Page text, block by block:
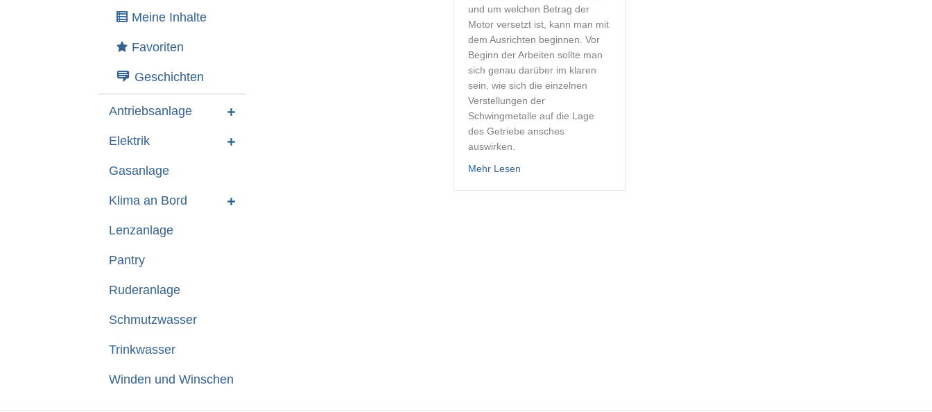
Meine Inhalte
Favoriten
Geschichten
Antriebsanlage
Elektrik
Gasanlage
Klima an Bord
Lenzanlage
Pantry
Ruderanlage
Schmutzwasser
Trinkwasser
Winden und Winschen
und um welchen Betrag der
Motor versetzt ist, kann man mit
dem Ausrichten beginnen. Vor
Beginn der Arbeiten sollte man
sich genau darüber im klaren
sein, wie sich die einzelnen
Verstellungen der
Schwingmetalle auf die Lage
des Getriebe ansches
auswirken.
Mehr Lesenabout Motoren ausrichten